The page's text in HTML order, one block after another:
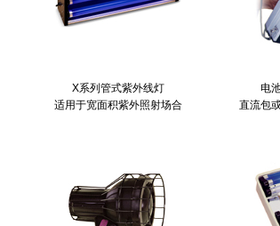
X系列管式紫外线灯
适用于宽面积紫外照射场合
电
直流包